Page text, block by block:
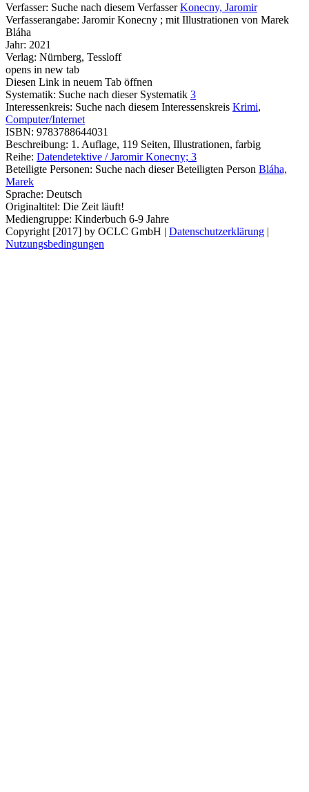
Verfasser: Suche nach diesem Verfasser Konecny, Jaromir
Verfasserangabe: Jaromir Konecny ; mit Illustrationen von Marek
Bláha
Jahr: 2021
Verlag: Nürnberg, Tessloff
opens in new tab
Diesen Link in neuem Tab öffnen
Systematik: Suche nach dieser Systematik 3
Interessenkreis: Suche nach diesem Interessenskreis Krimi,
Computer/Internet
ISBN: 9783788644031
Beschreibung: 1. Auflage, 119 Seiten, Illustrationen, farbig
Reihe: Datendetektive / Jaromir Konecny; 3
Beteiligte Personen: Suche nach dieser Beteiligten Person Bláha,
Marek
Sprache: Deutsch
Originaltitel: Die Zeit läuft!
Mediengruppe: Kinderbuch 6-9 Jahre
Copyright [2017] by OCLC GmbH | Datenschutzerklärung |
Nutzungsbedingungen